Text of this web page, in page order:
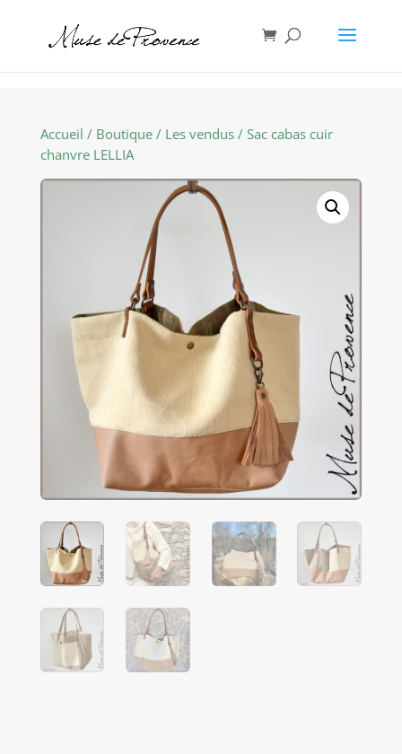
Accueil / Boutique/ Les vendus/ Sac cabas cuir
chanvre LELLIA